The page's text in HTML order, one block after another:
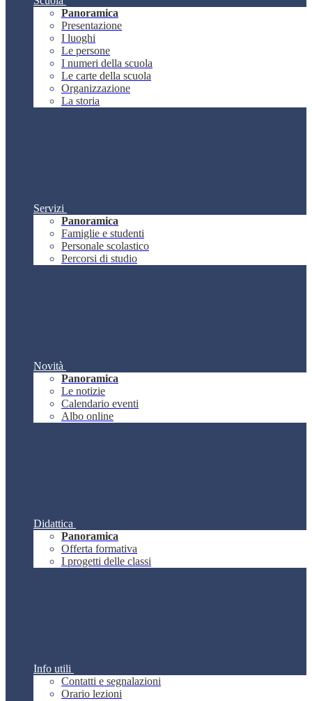
Panoramica
Presentazione
I luoghi
Le persone
I numeri della scuola
Le carte della scuola
Organizzazione
La storia
Servizi
Panoramica
Famiglie e studenti
Personale scolastico
Percorsi di studio
Novità
Panoramica
Le notizie
Calendario eventi
Albo online
Didattica
Panoramica
Offerta formativa
I progetti delle classi
Info utili
Contatti e segnalazioni
Orario lezioni